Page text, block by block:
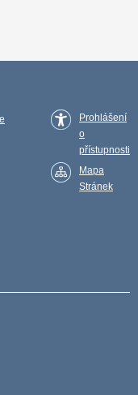
Prohlášení
o
přístupnosti
Mapa
Stránek